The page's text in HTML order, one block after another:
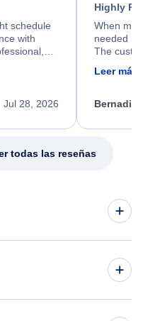
schedule
with
the
and
Jul 28, 2026
Highly
When my
needed
The
calm,
my issue.
Leer más
todas las reseñas